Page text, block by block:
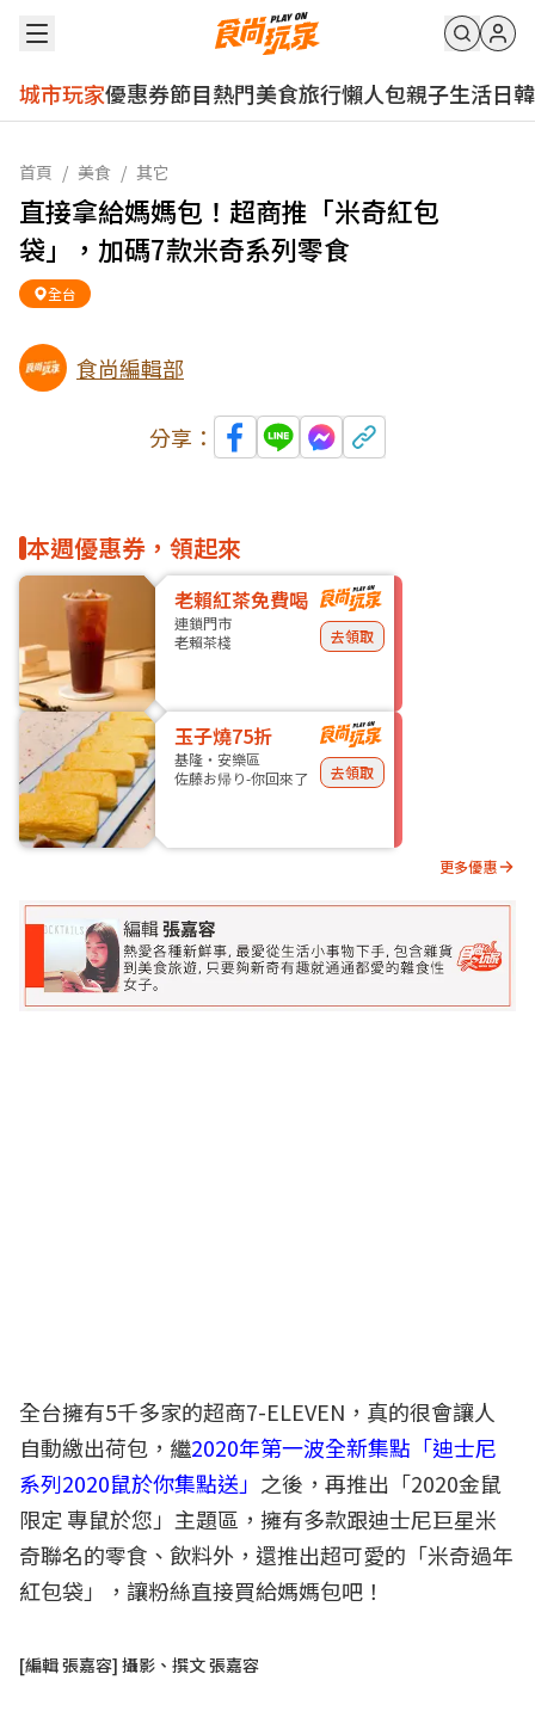
城市玩家優惠券節目熱門美食旅行懶人包親子生活日韓
首頁 / 美食 / 其它
直接拿給媽媽包！超商推「米奇紅包
袋」，加碼7款米奇系列零食
全台
食尚編輯部
分享：
本週優惠券，領起來
老賴紅茶免費喝
連鎖門市
老賴茶棧
去領取
玉子燒75折
基隆・安樂區
佐藤お帰り-你回來了
去領取
更多優惠
全台擁有5千多家的超商7-ELEVEN，真的很會讓人
自動繳出荷包，繼2020年第一波全新集點「迪士尼
系列2020鼠於你集點送」 之後，再推出「2020金鼠
限定 專鼠於您」主題區，擁有多款跟迪士尼巨星米
奇聯名的零食、飲料外，還推出超可愛的「米奇過年
紅包袋」，讓粉絲直接買給媽媽包吧！
[編輯 張嘉容] 攝影、撰文 張嘉容